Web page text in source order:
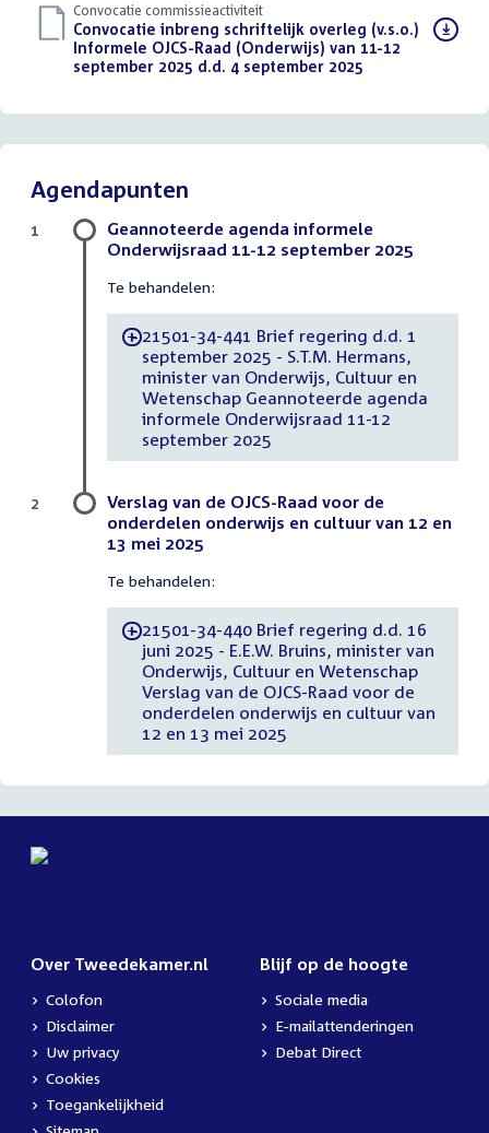
Convocatie commissieactiviteit
Download
bestand:
Convocatie inbreng schriftelijk overleg (v.s.o.)
Informele OJCS-Raad (Onderwijs) van 11-12
september 2025 d.d. 4 september 2025
Agendapunten
Geannoteerde agenda informele
Onderwijsraad 11-12 september 2025
Te behandelen:
-21501-34-441 Brief regering d.d. 1
september 2025 - S.T.M. Hermans,
minister van Onderwijs, Cultuur en
Wetenschap Geannoteerde agenda
informele Onderwijsraad 11-12
september 2025
1
Verslag van de OJCS-Raad voor de
onderdelen onderwijs en cultuur van 12 en
13 mei 2025
Te behandelen:
-21501-34-440 Brief regering d.d. 16
juni 2025 - E.E.W. Bruins, minister van
Onderwijs, Cultuur en Wetenschap
Verslag van de OJCS-Raad voor de
onderdelen onderwijs en cultuur van
12 en 13 mei 2025
2
Over Tweedekamer.nl
Colofon
Disclaimer
Uw privacy
Cookies
Toegankelijkheid
Blijf op de hoogte
Sociale media
E-mailattenderingen
Debat Direct